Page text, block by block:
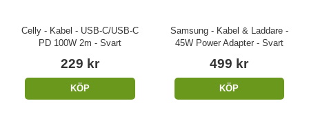
Celly - Kabel - USB-C/USB-C
PD 100W 2m - Svart
229 kr
KÖP
Samsung - Kabel & Laddare -
45W Power Adapter - Svart
499 kr
KÖP